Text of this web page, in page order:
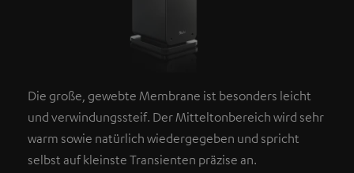
Die große, gewebte Membrane ist besonders leicht
und verwindungssteif. Der Mitteltonbereich wird sehr
warm sowie natürlich wiedergegeben und spricht
selbst auf kleinste Transienten präzise an.